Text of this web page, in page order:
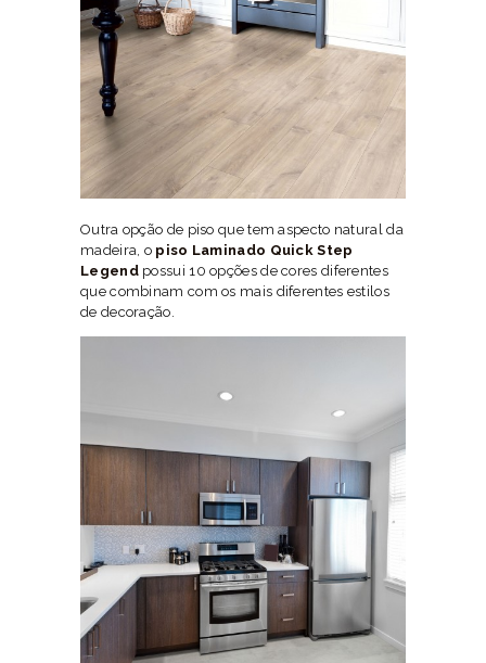
Outra opção de piso que tem aspecto natural da
madeira, o piso Laminado Quick Step
Legend possui 10 opções de cores diferentes
que combinam com os mais diferentes estilos
de decoração.